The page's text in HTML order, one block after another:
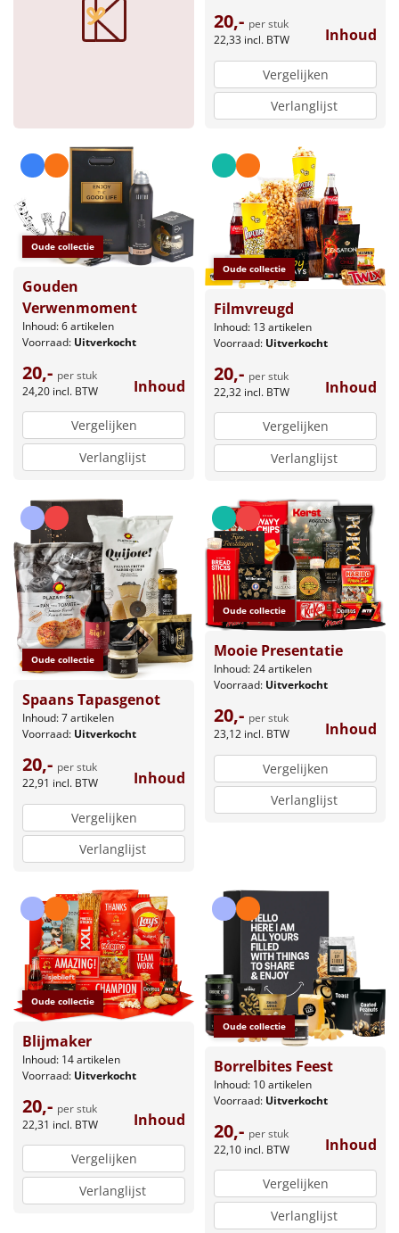
20,- per stuk
22,33 incl. BTW Inhoud
Vergelijken
Verlanglijst
Oude collectie
Gouden
Verwenmoment
Inhoud: 6 artikelen
Voorraad: Uitverkocht
20,- per stuk
24,20 incl. BTW Inhoud
Vergelijken
Verlanglijst
Oude collectie
Filmvreugd
Inhoud: 13 artikelen
Voorraad: Uitverkocht
20,- per stuk
22,32 incl. BTW Inhoud
Vergelijken
Verlanglijst
Oude collectie
Spaans Tapasgenot
Inhoud: 7 artikelen
Voorraad: Uitverkocht
20,- per stuk
22,91 incl. BTW Inhoud
Vergelijken
Verlanglijst
Oude collectie
Mooie Presentatie
Inhoud: 24 artikelen
Voorraad: Uitverkocht
20,- per stuk
23,12 incl. BTW Inhoud
Vergelijken
Verlanglijst
Oude collectie
Blijmaker
Inhoud: 14 artikelen
Voorraad: Uitverkocht
20,- per stuk
22,31 incl. BTW Inhoud
Vergelijken
Verlanglijst
Oude collectie
Borrelbites Feest
Inhoud: 10 artikelen
Voorraad: Uitverkocht
20,- per stuk
22,10 incl. BTW Inhoud
Vergelijken
Verlanglijst